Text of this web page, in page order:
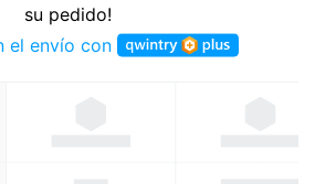
su pedido!
el envío con